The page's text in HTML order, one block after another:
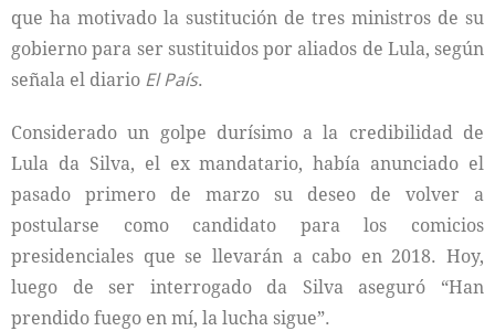
que ha motivado la sustitución de tres ministros de su
gobierno para ser sustituidos por aliados de Lula, según
señala el diario El País.
Considerado un golpe durísimo a la credibilidad de
Lula da Silva, el ex mandatario, había anunciado el
pasado primero de marzo su deseo de volver a
postularse como candidato para los comicios
presidenciales que se llevarán a cabo en 2018. Hoy,
luego de ser interrogado da Silva aseguró “Han
prendido fuego en mí, la lucha sigue”.